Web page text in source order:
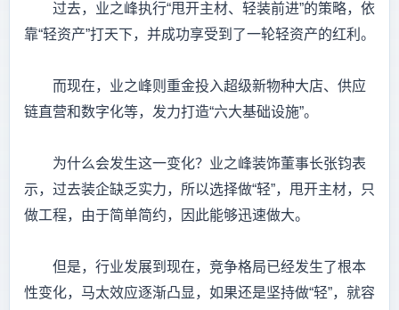
过去，业之峰执行“甩开主材、轻装前进”的策略，依
靠“轻资产”打天下，并成功享受到了一轮轻资产的红利。
而现在，业之峰则重金投入超级新物种大店、供应
链直营和数字化等，发力打造“六大基础设施”。
为什么会发生这一变化？业之峰装饰董事长张钧表
示，过去装企缺乏实力，所以选择做“轻”，甩开主材，只
做工程，由于简单简约，因此能够迅速做大。
但是，行业发展到现在，竞争格局已经发生了根本
性变化，马太效应逐渐凸显，如果还是坚持做“轻”，就容